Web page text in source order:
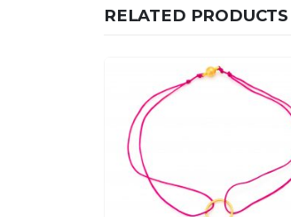
RELATED PRODUCTS